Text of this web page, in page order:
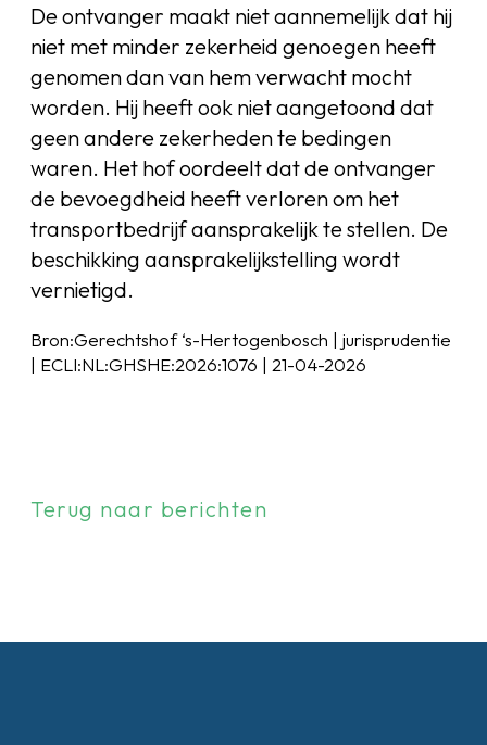
De ontvanger maakt niet aannemelijk dat hij
niet met minder zekerheid genoegen heeft
genomen dan van hem verwacht mocht
worden. Hij heeft ook niet aangetoond dat
geen andere zekerheden te bedingen
waren. Het hof oordeelt dat de ontvanger
de bevoegdheid heeft verloren om het
transportbedrijf aansprakelijk te stellen. De
beschikking aansprakelijkstelling wordt
vernietigd.
Bron:Gerechtshof ‘s-Hertogenbosch | jurisprudentie
| ECLI:NL:GHSHE:2026:1076 | 21-04-2026
Terug naar berichten